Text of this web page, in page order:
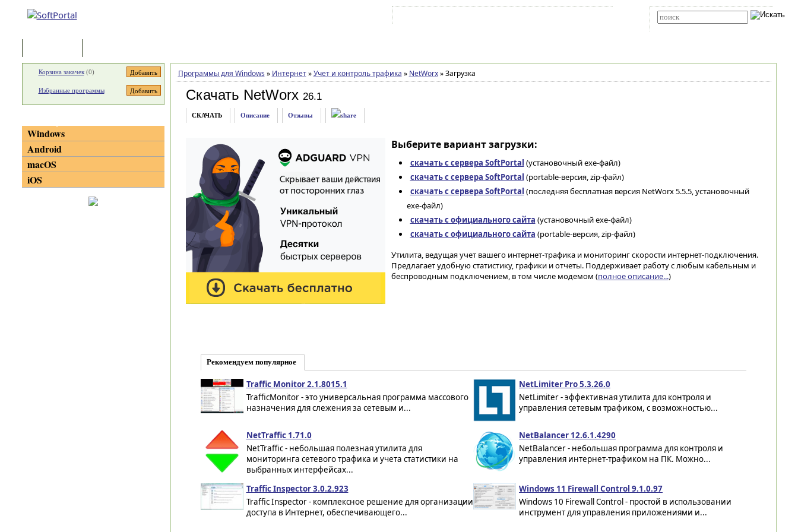
Программы для Windows » Интернет » Учет и контроль трафика » NetWorx »Загрузка
Скачать NetWorx 26.1
СКАЧАТЬ Описание Отзывы
Выберите вариант загрузки:
скачать с сервера SoftPortal (установочный exe-файл)
скачать с сервера SoftPortal (portable-версия, zip-файл)
скачать с сервера SoftPortal (последняя бесплатная версия NetWorx 5.5.5, установочный
exe-файл)
скачать с официального сайта (установочный exe-файл)
скачать с официального сайта (portable-версия, zip-файл)
Утилита, ведущая учет вашего интернет-трафика и мониторинг скорости интернет-подключения.
Предлагает удобную статистику, графики и отчеты. Поддерживает работу с любым кабельным и
беспроводным подключением, в том числе модемом (полное описание...)
Рекомендуем популярное
Traffic Monitor 2.1.8015.1
TrafficMonitor - это универсальная программа массового
назначения для слежения за сетевым и...
NetLimiter Pro 5.3.26.0
NetLimiter - эффективная утилита для контроля и
управления сетевым трафиком, с возможностью...
NetTraffic 1.71.0
NetTraffic - небольшая полезная утилита для
мониторинга сетевого трафика и учета статистики на
выбранных интерфейсах...
NetBalancer 12.6.1.4290
NetBalancer - небольшая программа для контроля и
управления интернет-трафиком на ПК. Можно...
Traffic Inspector 3.0.2.923
Traffic Inspector - комплексное решение для организации
доступа в Интернет, обеспечивающего...
Windows 11 Firewall Control 9.1.0.97
Windows 10 Firewall Control - простой в использовании
инструмент для управления приложениями и...
Корзина закачек(0)
Избранные программы
Windows
Android
macOS
iOS